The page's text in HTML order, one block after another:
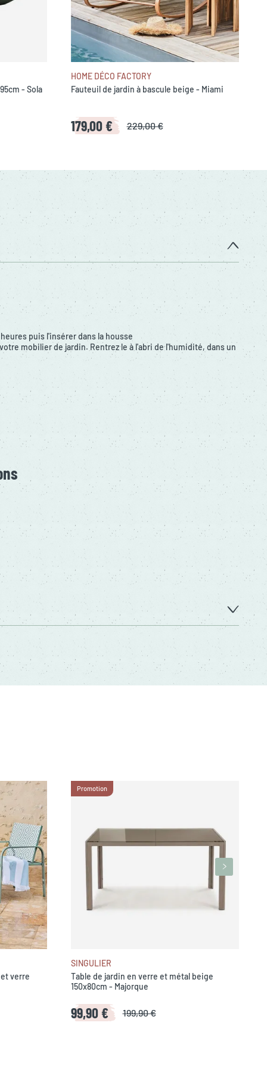
- Sola
HOME DÉCO FACTORY
Fauteuil de jardin à bascule beige - Miami
179,00 € 229,00 €
puis l'insérer dans la housse
mobilier de jardin. Rentrez le à l'abri de l'humidité, dans un
verre
Promotion
SINGULIER
Table de jardin en verre et métal beige
150x80cm - Majorque
99,90 € 199,90 €